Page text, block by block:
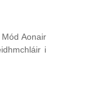
Aonair
i